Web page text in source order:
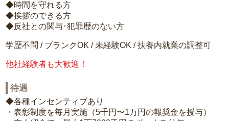
◆時間を守れる方
◆挨拶のできる方
◆反社との関与･犯罪歴のない方
学歴不問 / ブランクOK / 未経験OK / 扶養内就業の調整可
他社経験者も大歓迎！
待遇
◆各種インセンティブあり
・表彰制度を毎月実施（5千円〜1万円の報奨金を授与）